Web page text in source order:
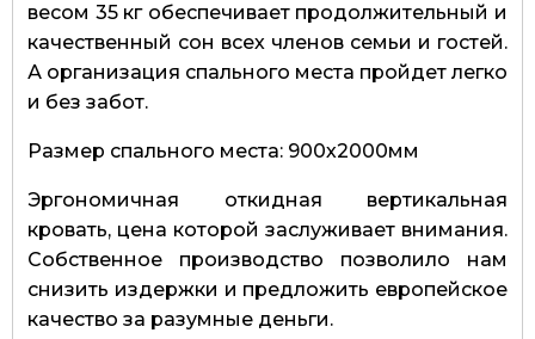
весом 35 кг обеспечивает продолжительный и
качественный сон всех членов семьи и гостей.
А организация спального места пройдет легко
и без забот.
Размер спального места: 900х2000мм
Эргономичная откидная вертикальная
кровать, цена которой заслуживает внимания.
Собственное производство позволило нам
снизить издержки и предложить европейское
качество за разумные деньги.